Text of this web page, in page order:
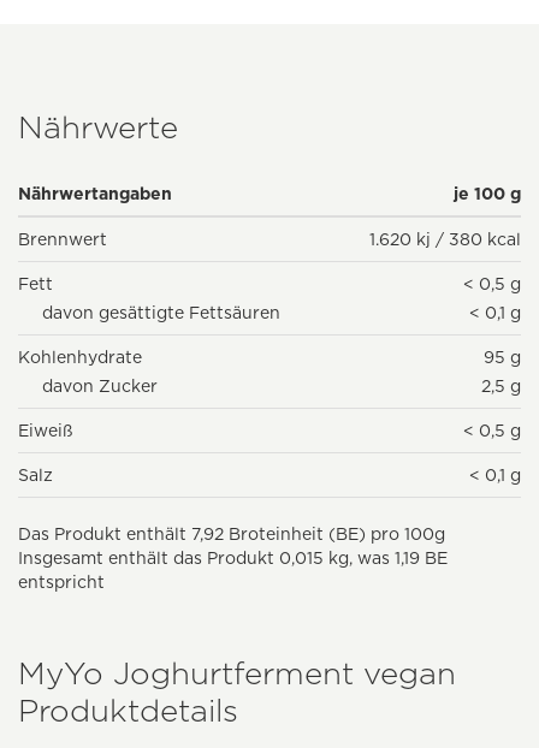
Nährwerte
Nährwertangaben je 100 g
Brennwert 1.620 kj / 380 kcal
Fett
< 0,5 g
davon gesättigte Fettsäuren
< 0,1 g
Kohlenhydrate
95 g
davon Zucker
2,5 g
Eiweiß < 0,5 g
Salz < 0,1 g
Das Produkt enthält 7,92 Broteinheit (BE) pro 100g
Insgesamt enthält das Produkt 0,015 kg, was 1,19 BE
entspricht
MyYo Joghurtferment vegan
Produktdetails